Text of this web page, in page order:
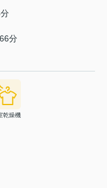
分
乾燥機